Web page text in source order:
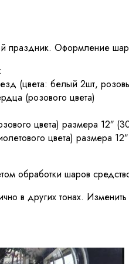
праздник. Оформление
(цвета: белый 2шт,
(розового цвета)
цвета) размера 12″
цвета) размера
обработки шаров
в других тонах.